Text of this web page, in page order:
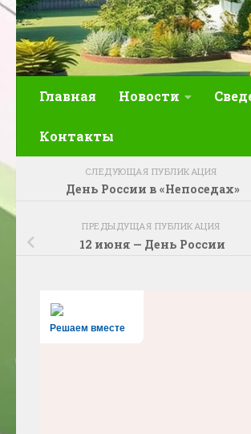
Главная Новости
Контакты
СЛЕДУЮЩАЯ ПУБЛИКАЦИЯ
День России в «Непоседах»
ПРЕДЫДУЩАЯ ПУБЛИКАЦИЯ
12 июня — День России
Решаем вместе